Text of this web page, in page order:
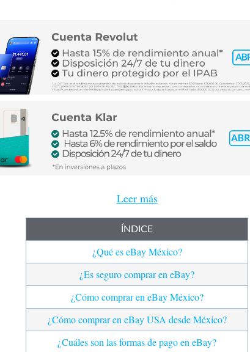
Leer más
ÍNDICE
¿Qué es eBay México?
¿Es seguro comprar en eBay?
¿Cómo comprar en eBay México?
¿Cómo comprar en eBay USA desde México?
¿Cuáles son las formas de pago en eBay?